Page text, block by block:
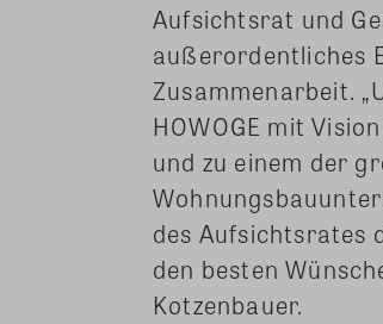
Aufsichtsrat und
außerordentliches
Zusammenarbeit.
HOWOGE mit
und zu einem der
des Aufsichtsrates
den besten
Kotzenbauer.